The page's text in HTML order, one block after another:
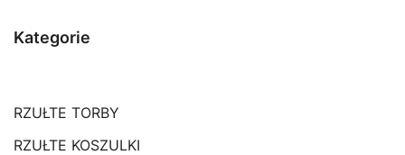
Kategorie
RZUŁTE TORBY
RZUŁTE KOSZULKI